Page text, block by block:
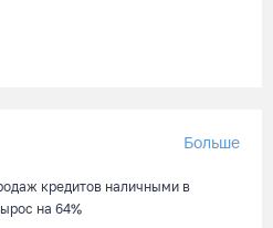
за звание «Самого
Больше
кредитов наличными в
на 64%